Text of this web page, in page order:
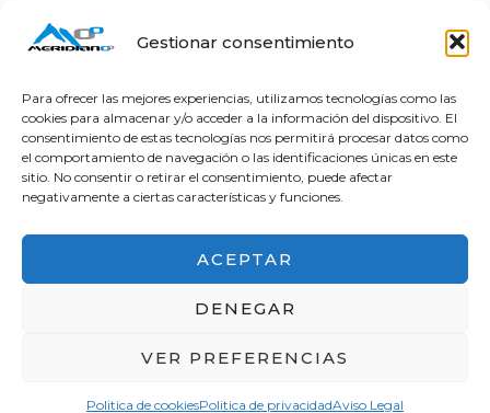
Gestionar consentimiento
Para ofrecer las mejores experiencias, utilizamos tecnologías como las
cookies para almacenar y/o acceder a la información del dispositivo. El
consentimiento de estas tecnologías nos permitirá procesar datos como
el comportamiento de navegación o las identificaciones únicas en este
sitio. No consentir o retirar el consentimiento, puede afectar
negativamente a ciertas características y funciones.
ACEPTAR
DENEGAR
VER PREFERENCIAS
Politica de cookiesPolitica de privacidadAviso Legal
Castelló
info@meridiano-0.com
@ 2025 Diseñado byClicacs.com
Financiado por la Unión Europea – NextGenerationEU
en el Programa KIT Digital. Plan de Recuperación,